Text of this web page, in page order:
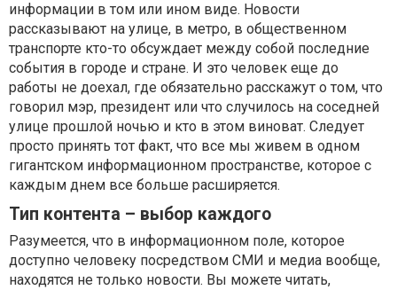
информации в том или ином виде. Новости
рассказывают на улице, в метро, в общественном
транспорте кто-то обсуждает между собой последние
события в городе и стране. И это человек еще до
работы не доехал, где обязательно расскажут о том, что
говорил мэр, президент или что случилось на соседней
улице прошлой ночью и кто в этом виноват. Следует
просто принять тот факт, что все мы живем в одном
гигантском информационном пространстве, которое с
каждым днем все больше расширяется.
Тип контента – выбор каждого
Разумеется, что в информационном поле, которое
доступно человеку посредством СМИ и медиа вообще,
находятся не только новости. Вы можете читать,